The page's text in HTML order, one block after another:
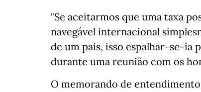
"Se aceitarmos que uma taxa
navegável internacional
de um país, isso espalhar-se-ia
durante uma reunião com os
O memorando de